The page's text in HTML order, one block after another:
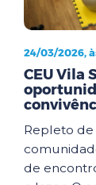
24/03/2026,
CEU Vila
Repleto de
de